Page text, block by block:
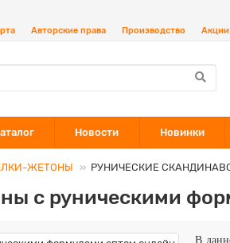
Авторские права Производство Акции
Новости Новинки
ЖЕТОНЫ РУНИЧЕСКИЕ
с руническими
В